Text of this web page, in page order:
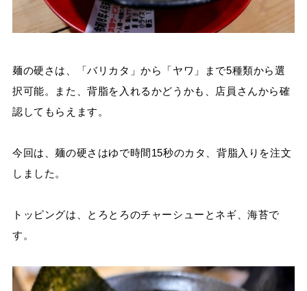
麺の硬さは、「バリカタ」から「ヤワ」まで5種類から選
択可能。また、背脂を入れるかどうかも、店員さんから確
認してもらえます。
今回は、麺の硬さはゆで時間15秒のカタ、背脂入りを注文
しました。
トッピングは、とろとろのチャーシューとネギ、海苔で
す。